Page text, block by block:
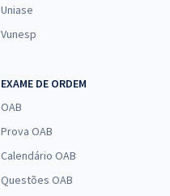
Uniase
Vunesp
EXAME DE ORDEM
OAB
Prova OAB
Calendário OAB
Questões OAB